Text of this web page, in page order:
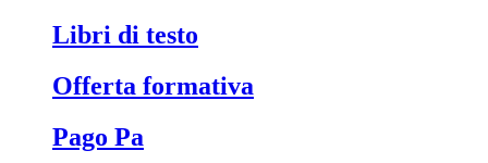
Libri di testo
Offerta formativa
Pago Pa